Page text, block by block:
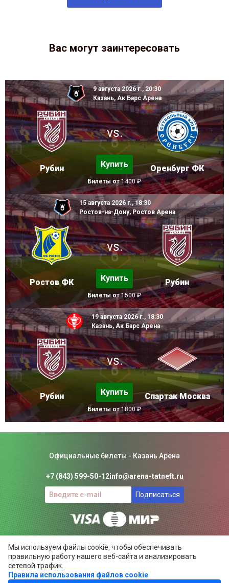
Вас могут заинтересовать
9 августа 2026 г., 20:30
Казань, Ак Барс Арена
Рубин
vs.
Купить
Билеты от1400 ₽
Оренбург ФК
15 августа 2026 г., 18:30
Ростов-на-Дону, Ростов Арена
Ростов ФК
vs.
Купить
Билеты от1500 ₽
Рубин
19 августа 2026 г., 18:30
Казань, Ак Барс Арена
Рубин
vs.
Купить
Билеты от1800 ₽
Спартак Москва
Официальные билеты - Казань Арена
+7 (843) 599-50-12info@arena-tatneft.ru
Подписаться
Казань Арены.
Положение об общих правилах
ARENA-TATNEFT.RU ©
Мы используем файлы cookie, чтобы обеспечивать
правильную работу нашего веб-сайта и анализировать
сетевой трафик.
Правила использования файлов cookie